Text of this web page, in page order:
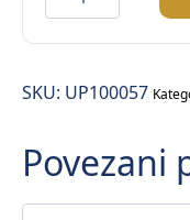
posuda
sa
–
–
50/1
količina
SKU: UP100057
Povezani